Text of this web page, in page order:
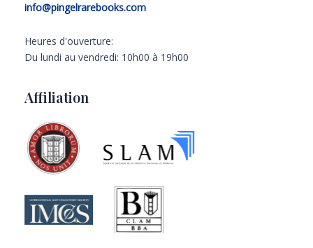
info@pingelrarebooks.com
Heures d'ouverture:
Du lundi au vendredi: 10h00 à 19h00
Affiliation